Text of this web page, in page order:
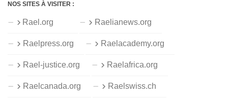
NOS SITES À VISITER :
Rael.org Raelianews.org
Raelpress.org Raelacademy.org
Rael-justice.org Raelafrica.org
Raelcanada.org Raelswiss.ch